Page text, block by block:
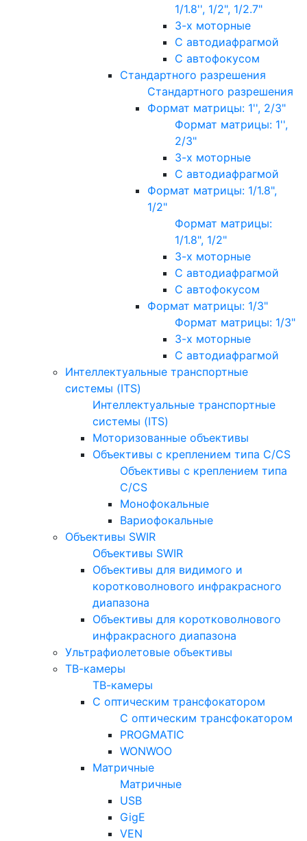
1/1.8'', 1/2", 1/2.7"
3-х моторные
С автодиафрагмой
С автофокусом
Стандартного разрешения
Стандартного разрешения
Формат матрицы: 1'', 2/3"
Формат матрицы: 1'',
2/3"
3-х моторные
С автодиафрагмой
Формат матрицы: 1/1.8",
1/2"
Формат матрицы:
1/1.8", 1/2"
3-х моторные
С автодиафрагмой
С автофокусом
Формат матрицы: 1/3"
Формат матрицы: 1/3"
3-х моторные
С автодиафрагмой
Интеллектуальные транспортные
системы (ITS)
Интеллектуальные транспортные
системы (ITS)
Моторизованные объективы
Объективы с креплением типа C/CS
Объективы с креплением типа
C/CS
Монофокальные
Вариофокальные
Объективы SWIR
Объективы SWIR
Объективы для видимого и
коротковолнового инфракрасного
диапазона
Объективы для коротковолнового
инфракрасного диапазона
Ультрафиолетовые объективы
ТВ-камеры
ТВ-камеры
С оптическим трансфокатором
С оптическим трансфокатором
PROGMATIC
WONWOO
Матричные
Матричные
USB
GigE
VEN